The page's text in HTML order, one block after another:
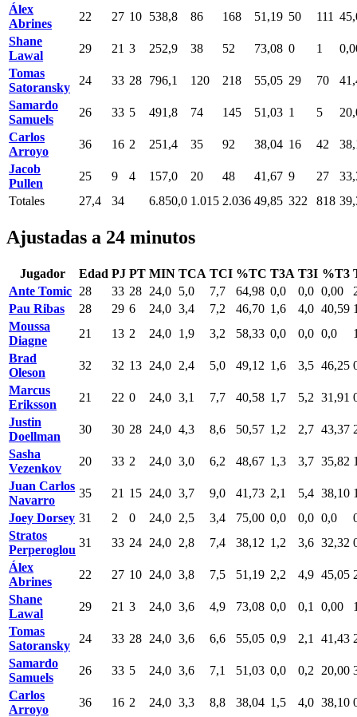
Álex
Abrines
22 27 10 538,8 86 168 51,19 50 111
Shane
Lawal
29 21 3 252,9 38 52 73,08 0 1
Tomas
Satoransky
24 33 28 796,1 120 218 55,05 29 70
Samardo
Samuels
26 33 5 491,8 74 145 51,03 1 5
Carlos
Arroyo
36 16 2 251,4 35 92 38,04 16 42
Jacob
Pullen
25 9 4 157,0 20 48 41,67 9 27
Totales
27,4 34 6.850,0 1.015 2.036 49,85 322 818
Ajustadas a 24 minutos
Jugador Edad PJ PT MIN TCA TCI %TC T3A T3I %T3
Ante Tomic 28 33 28 24,0 5,0 7,7 64,98 0,0 0,0 0,00
Pau Ribas
28 29 6 24,0 3,4 7,2 46,70 1,6 4,0 40,59
Moussa
Diagne
21 13 2 24,0 1,9 3,2 58,33 0,0 0,0 0,0
Brad
Oleson
32 32 13 24,0 2,4 5,0 49,12 1,6 3,5 46,25
Marcus
Eriksson
21 22 0 24,0 3,1 7,7 40,58 1,7 5,2 31,91
Justin
Doellman
30 30 28 24,0 4,3 8,6 50,57 1,2 2,7 43,37
Sasha
Vezenkov
20 33 2 24,0 3,0 6,2 48,67 1,3 3,7 35,82
Juan Carlos
Navarro
35 21 15 24,0 3,7 9,0 41,73 2,1 5,4 38,10
Joey Dorsey 31 2 0 24,0 2,5 3,4 75,00 0,0 0,0 0,0
Stratos
Perperoglou
31 33 24 24,0 2,8 7,4 38,12 1,2 3,6 32,32
Álex
Abrines
22 27 10 24,0 3,8 7,5 51,19 2,2 4,9 45,05
Shane
Lawal
29 21 3 24,0 3,6 4,9 73,08 0,0 0,1 0,00
Tomas
Satoransky
24 33 28 24,0 3,6 6,6 55,05 0,9 2,1 41,43
Samardo
Samuels
26 33 5 24,0 3,6 7,1 51,03 0,0 0,2 20,00
Carlos
Arroyo
36 16 2 24,0 3,3 8,8 38,04 1,5 4,0 38,10